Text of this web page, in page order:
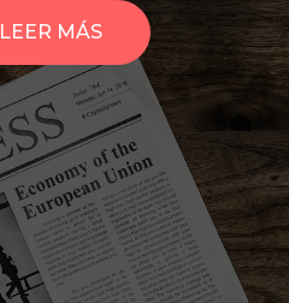
LEER MÁS